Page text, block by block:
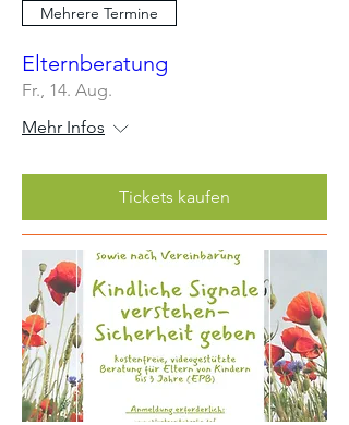
Mehrere Termine
Elternberatung
Fr., 14. Aug.
Mehr Infos
Tickets kaufen